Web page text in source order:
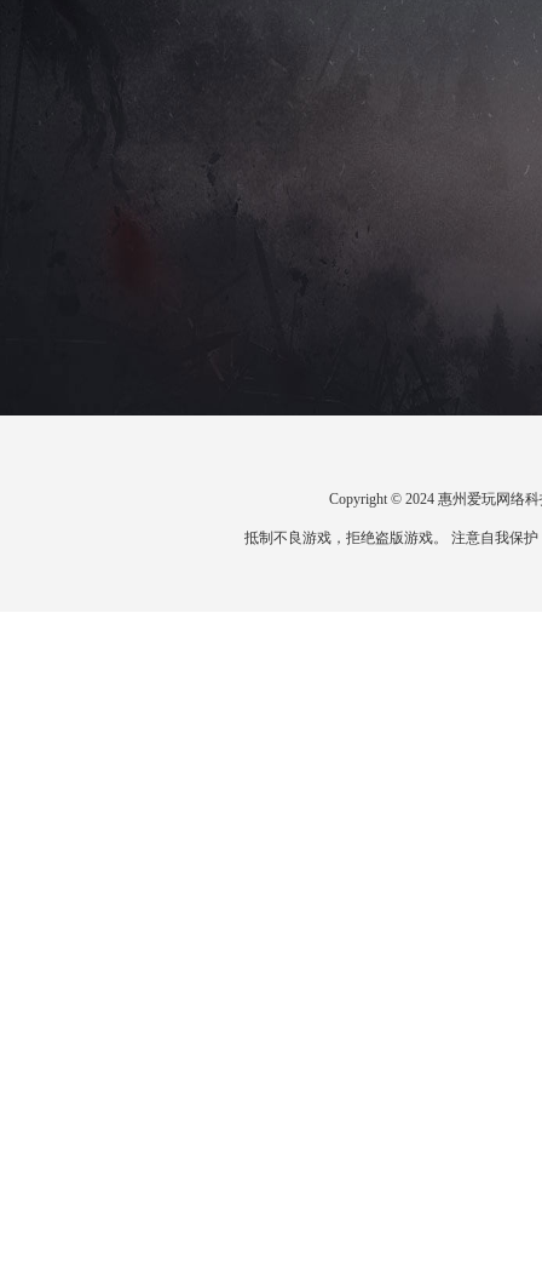
Copyright © 2024 惠州爱玩网络
抵制不良游戏，拒绝盗版游戏。 注意自我保